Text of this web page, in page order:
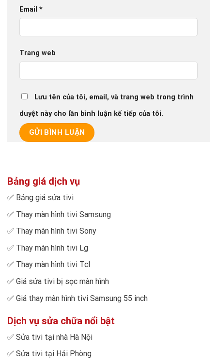
Email *
Trang web
Lưu tên của tôi, email, và trang web trong trình
duyệt này cho lần bình luận kế tiếp của tôi.
Bảng giá dịch vụ
✅ Bảng giá sửa tivi
✅ Thay màn hình tivi Samsung
✅ Thay màn hình tivi Sony
✅ Thay màn hình tivi Lg
✅ Thay màn hình tivi Tcl
✅ Giá sửa tivi bị sọc màn hình
✅ Giá thay màn hình tivi Samsung 55 inch
Dịch vụ sửa chữa nổi bật
✅ Sửa tivi tại nhà Hà Nội
✅ Sửa tivi tại Hải Phòng